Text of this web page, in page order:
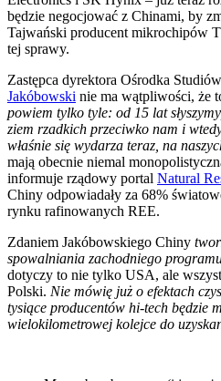
będzie negocjować z Chinami, by
Tajwański producent mikrochipów
tej sprawy.
Zastępca dyrektora Ośrodka
Jakóbowski nie ma wątpliwości, że
powiem tylko tyle: od 15 lat
ziem rzadkich przeciwko nam i
właśnie się wydarza teraz, na
mają obecnie niemal
informuje rządowy portal Natural
Chiny odpowiadały za 68%
rynku rafinowanych REE.
Zdaniem Jakóbowskiego Chiny
spowalniania zachodniego
dotyczy to nie tylko USA, ale
Polski. Nie mówię już o efektach
tysiące producentów hi-tech będzie
wielokilometrowej kolejce do